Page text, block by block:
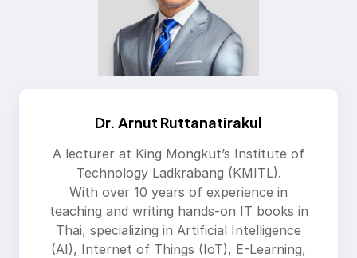
Dr. Arnut Ruttanatirakul
A lecturer at King Mongkut’s Institute of
Technology Ladkrabang (KMITL).
With over 10 years of experience in
teaching and writing hands-on IT books in
Thai, specializing in Artificial Intelligence
(AI), Internet of Things (IoT), E-Learning,